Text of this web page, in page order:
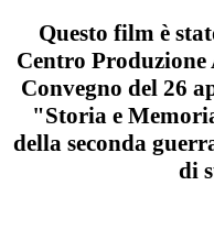
Questo film è
Centro
Convegno del 26
"Storia e
della seconda
di